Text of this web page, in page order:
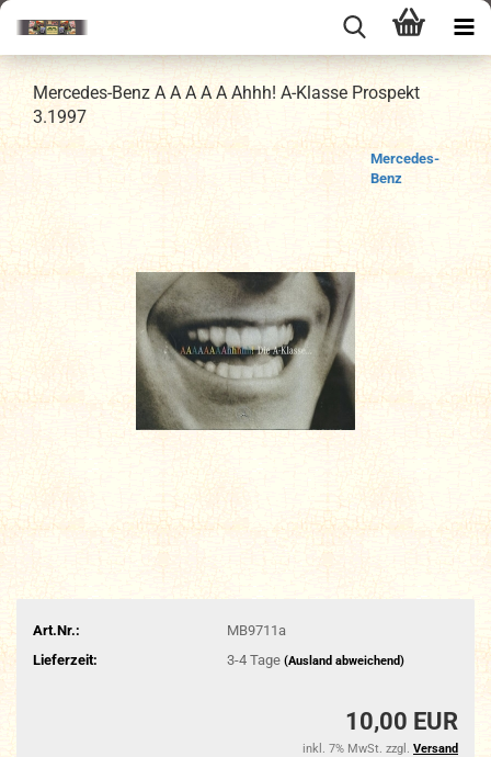
Mercedes-Benz A A A A A Ahhh! A-Klasse Prospekt
3.1997
Mercedes-
Benz
Art.Nr.:
MB9711a
Lieferzeit:
3-4 Tage (Ausland abweichend)
10,00 EUR
inkl. 7% MwSt. zzgl. Versand